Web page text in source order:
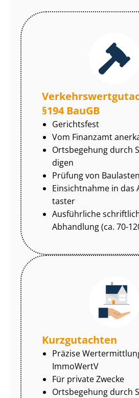
§194 BauGB
Gerichtsfest
Vom Finanzamt
Ortsbegehung durch
di­gen
Prüfung von Baulasten
Einsichtnahme in das
tas­ter
Ausführliche
Abhandlung (ca. 70-
Kurzgutachten
Präzise
ImmoWertV
Für private Zwecke
Ortsbegehung durch